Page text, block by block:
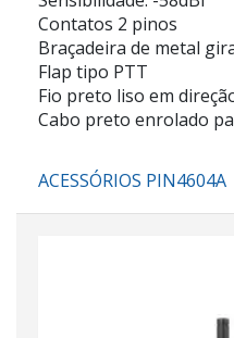
Contatos 2 pinos
Braçadeira de metal
Flap tipo PTT
Fio preto liso em
Cabo preto enrolado
ACESSÓRIOS PIN4604A